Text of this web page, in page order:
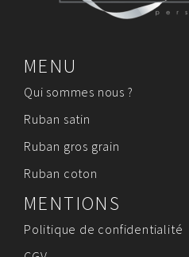
MENU
Qui sommes nous ?
Ruban satin
Ruban gros grain
Ruban coton
MENTIONS
Politique de confidentialité